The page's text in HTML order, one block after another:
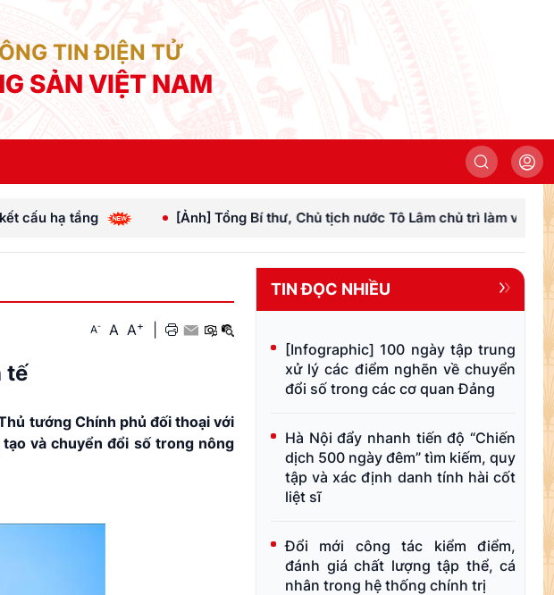
TIN ĐIỆN TỬ
SẢN VIỆT NAM
[Ảnh] Tổng Bí thư, Chủ tịch nước Tô Lâm chủ trì làm việc với Đảng ủy
A- A A+
tế
tướng Chính phủ đối thoại với
và chuyển đổi số trong nông
TIN ĐỌC NHIỀU
[Infographic] 100 ngày tập trung
xử lý các điểm nghẽn về chuyển
đổi số trong các cơ quan Đảng
Hà Nội đẩy nhanh tiến độ “Chiến
dịch 500 ngày đêm” tìm kiếm, quy
tập và xác định danh tính hài cốt
liệt sĩ
Đổi mới công tác kiểm điểm,
đánh giá chất lượng tập thể, cá
nhân trong hệ thống chính trị